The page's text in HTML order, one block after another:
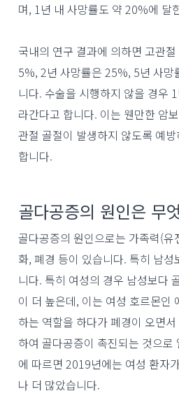
며, 1년 내 사망률도 약 20%에 달
국내의 연구 결과에 의하면 고관
5%, 2년 사망률은 25%, 5년 사망
니다. 수술을 시행하지 않을 경우
라간다고 합니다. 이는 웬만한 암
관절 골절이 발생하지 않도록 예
합니다.
골다공증의 원인은 무
골다공증의 원인으로는 가족력(유
화, 폐경 등이 있습니다. 특히 남
니다. 특히 여성의 경우 남성보다
이 더 높은데, 이는 여성 호르몬인
하는 역할을 하다가 폐경이 오면
하여 골다공증이 촉진되는 것으로
에 따르면 2019년에는 여성 환자
나 더 많았습니다.